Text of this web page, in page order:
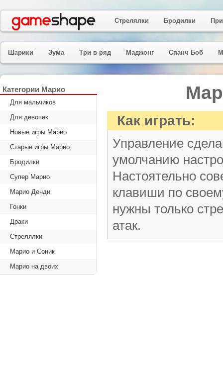
Как играть:
Управление
умолчанию
Настоятельно
клавиши по
нужны только
атак.
Категории Марио
Для мальчиков
Для девочек
Новые игры Марио
Старые игры Марио
Бродилки
Супер Марио
Марио Денди
Гонки
Драки
Стрелялки
Марио и Соник
Марио на двоих
Стрелялки Бродилки
Шарики Зума Три в ряд Маджонг Спанч Боб